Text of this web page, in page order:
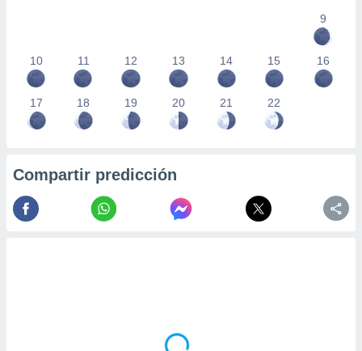
9
10 11 12 13 14 15 16
17 18 19 20 21 22
Compartir predicción